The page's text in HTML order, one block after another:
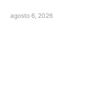
agosto 6, 2026